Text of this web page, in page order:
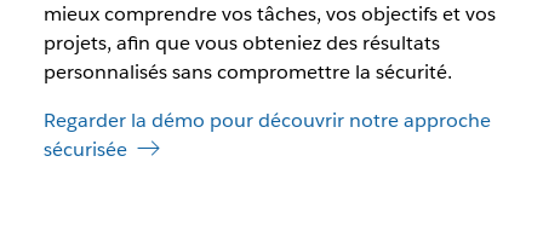
mieux comprendre vos tâches, vos objectifs et vos
projets, afin que vous obteniez des résultats
personnalisés sans compromettre la sécurité.
Regarder la démo pour découvrir notre approche
sécurisée